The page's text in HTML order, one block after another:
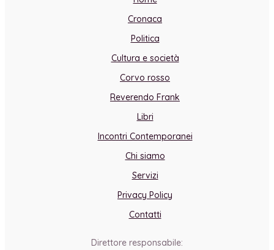
Cronaca
Politica
Cultura e società
Corvo rosso
Reverendo Frank
Libri
Incontri Contemporanei
Chi siamo
Servizi
Privacy Policy
Contatti
Direttore responsabile: